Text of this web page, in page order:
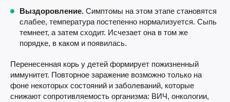
Выздоровление. Симптомы на этом этапе становятся
слабее, температура постепенно нормализуется. Сыпь
темнеет, а затем сходит. Исчезает она в том же
порядке, в каком и появилась.
Перенесенная корь у детей формирует пожизненный
иммунитет. Повторное заражение возможно только на
фоне некоторых состояний и заболеваний, которые
снижают сопротивляемость организма: ВИЧ, онкологии,